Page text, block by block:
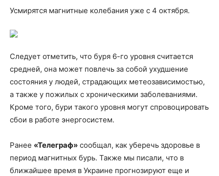
Усмирятся магнитные колебания уже с 4 октября.
Следует отметить, что буря 6-го уровня считается
средней, она может повлечь за собой ухудшение
состояния у людей, страдающих метеозависимостью,
а также у пожилых с хроническими заболеваниями.
Кроме того, бури такого уровня могут спровоцировать
сбои в работе энергосистем.
Ранее «Телеграф» сообщал, как уберечь здоровье в
период магнитных бурь. Также мы писали, что в
ближайшее время в Украине прогнозируют еще и